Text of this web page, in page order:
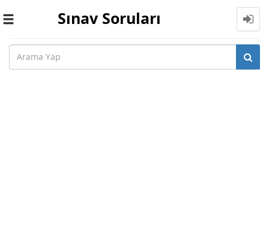
Toggle
Sınav Soruları